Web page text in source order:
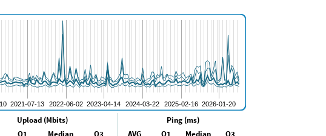
Upload (Mbits)
Ping (ms)